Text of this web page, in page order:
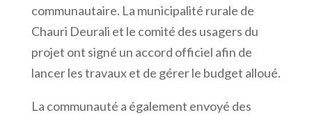
communautaire. La municipalité rurale de
Chauri Deurali et le comité des usagers du
projet ont signé un accord officiel afin de
lancer les travaux et de gérer le budget alloué.
La communauté a également envoyé des